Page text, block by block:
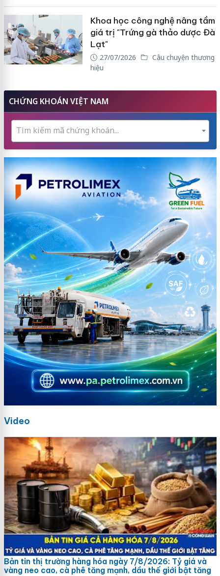
Khoa học công nghệ nâng tầm
giá trị "Trứng gà thảo dược Đà
Lạt"
27/07/2026
Câu chuyện thương
hiệu
CHỨNG KHOÁN VIỆT NAM
Tìm kiếm mã chứng khoán...
Video
Bản tin thị trường hàng hóa ngày 7/8/2026: Tỷ giá và
vàng neo cao, cà phê tăng mạnh, dầu thế giới bật tăng